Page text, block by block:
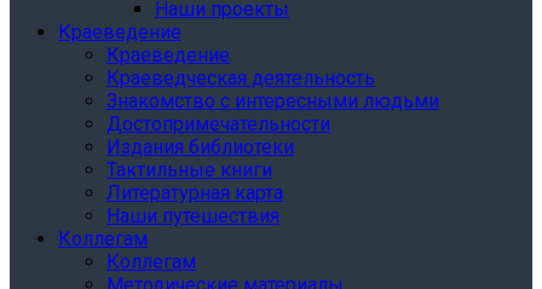
Наши проекты
Краеведение
Краеведение
Краеведческая деятельность
Знакомство с интересными людьми
Достопримечательности
Издания библиотеки
Тактильные книги
Литературная карта
Наши путешествия
Коллегам
Коллегам